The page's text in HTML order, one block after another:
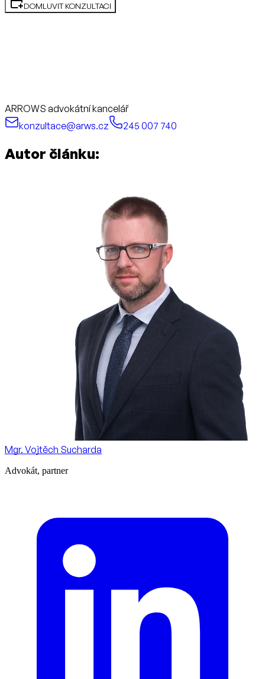
DOMLUVIT KONZULTACI
ARROWS advokátní kancelář
konzultace@arws.cz
245 007 740
Autor článku:
Mgr. Vojtěch Sucharda
Advokát, partner